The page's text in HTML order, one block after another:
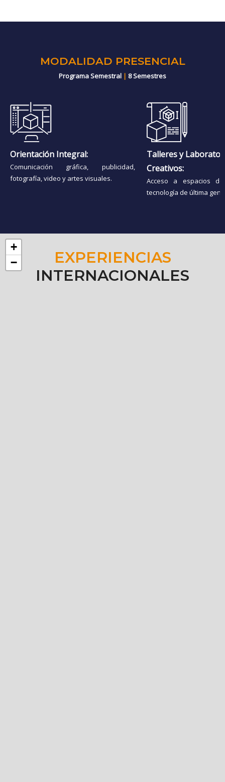
MODALIDAD PRESENCIAL
Programa Semestral | 8 Semestres
Orientación Integral:
Comunicación gráfica, publicidad,
fotografía, video y artes visuales.
Talleres y
Creativos:
Acceso a espacios
tecnología de última
EXPERIENCIAS
INTERNACIONALES
+
−